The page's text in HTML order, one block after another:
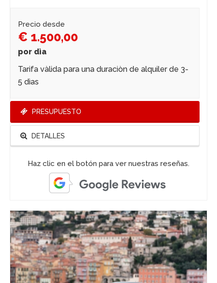
Precio desde
€ 1.500,00
por dìa
Tarifa vàlida para una duraciòn de alquiler de 3-
5 dìas
PRESUPUESTO
DETALLES
Haz clic en el botón para ver nuestras reseñas.